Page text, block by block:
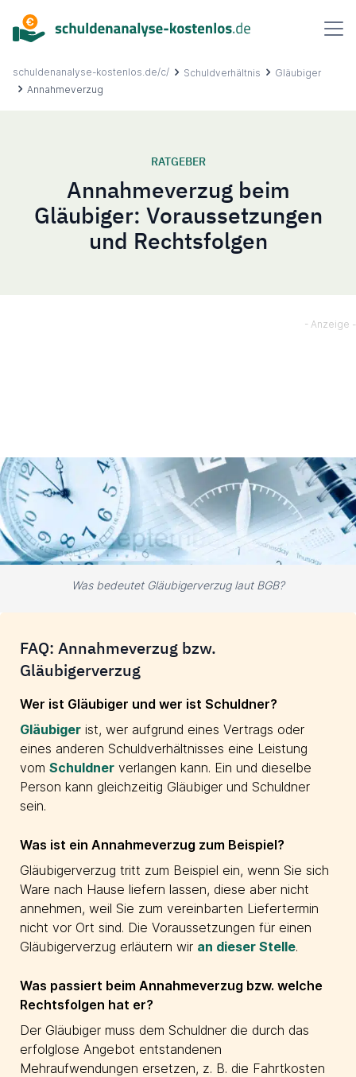
springen
Ablauf
schuldenanalyse-kostenlos.de/c/ Schuldverhältnis
Gläubiger
Annahmeverzug
RATGEBER
Annahmeverzug beim
Gläubiger: Voraussetzungen
und Rechtsfolgen
Was bedeutet Gläubigerverzug laut BGB?
FAQ: Annahmeverzug bzw.
Gläubigerverzug
Wer ist Gläubiger und wer ist Schuldner?
Gläubiger ist, wer aufgrund eines Vertrags oder
eines anderen Schuldverhältnisses eine Leistung
vom Schuldner verlangen kann. Ein und dieselbe
Person kann gleichzeitig Gläubiger und Schuldner
sein.
Was ist ein Annahmeverzug zum Beispiel?
Gläubigerverzug tritt zum Beispiel ein, wenn Sie sich
Ware nach Hause liefern lassen, diese aber nicht
annehmen, weil Sie zum vereinbarten Liefertermin
nicht vor Ort sind. Die Voraussetzungen für einen
Gläubigerverzug erläutern wir an dieser Stelle.
Was passiert beim Annahmeverzug bzw. welche
Rechtsfolgen hat er?
Der Gläubiger muss dem Schuldner die durch das
erfolglose Angebot entstandenen
Mehraufwendungen ersetzen, z. B. die Fahrtkosten